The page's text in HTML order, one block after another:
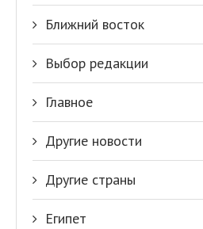
Ближний восток
Выбор редакции
Главное
Другие новости
Другие страны
Египет